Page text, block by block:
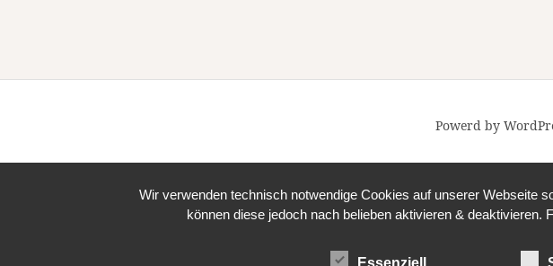
Powerd by
Wir verwenden technisch notwendige Cookies auf unserer Webseite
können diese jedoch nach belieben aktivieren &